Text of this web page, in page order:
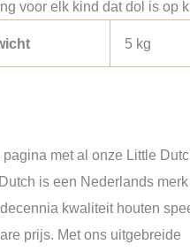
voor elk kind dat dol is op
5 kg
met al onze Little
is een Nederlands
kwaliteit houten
prijs. Met ons uitgebreide